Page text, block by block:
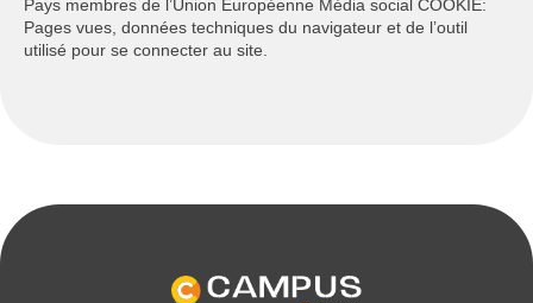
Pays membres de l’Union Européenne Média social COOKIE:
Pages vues, données techniques du navigateur et de l’outil
utilisé pour se connecter au site.